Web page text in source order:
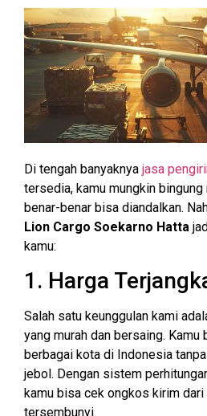
Di tengah banyaknya jasa
tersedia, kamu mungkin
benar-benar bisa diandalkan.
Lion Cargo Soekarno Hatta
kamu:
1. Harga
Salah satu keunggulan kami
yang murah dan bersaing.
berbagai kota di Indonesia
jebol. Dengan sistem
kamu bisa cek ongkos kirim
tersembunyi.